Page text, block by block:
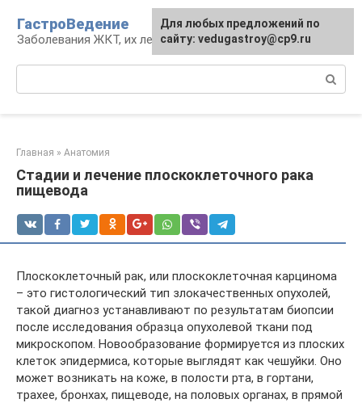
контенту
ГастроВедение
Заболевания ЖКТ, их лечение и профилактика
Главная » Анатомия
Стадии и лечение плоскоклеточного рака
пищевода
Плоскоклеточный рак, или плоскоклеточная карцинома
– это гистологический тип злокачественных опухолей,
такой диагноз устанавливают по результатам биопсии
после исследования образца опухолевой ткани под
микроскопом. Новообразование формируется из плоских
клеток эпидермиса, которые выглядят как чешуйки. Оно
может возникать на коже, в полости рта, в гортани,
трахее, бронхах, пищеводе, на половых органах, в прямой
Для любых предложений по
сайту: vedugastroy@cp9.ru